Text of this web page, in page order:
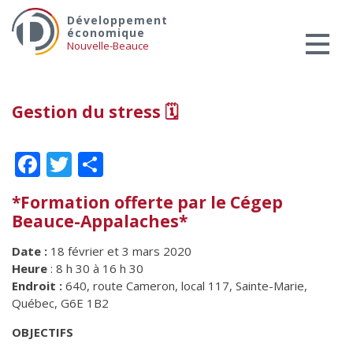
Services aux entreprises
Pro Bono
Services-conseils – relève
ACCOMPAGNEMENT RH
Zones et parcs industriels
content
Développement
économique
Nouvelle-Beauce
Gestion du stress 🗓
Facebook
Twitter
*Formation offerte par le Cégep
Beauce-Appalaches*
Date : 18 février et 3 mars 2020
Heure : 8 h 30 à 16 h 30
Endroit : 640, route Cameron, local 117, Sainte-Marie,
Québec, G6E 1B2
OBJECTIFS